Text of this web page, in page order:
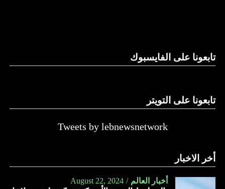
النهار
تابعونا على الفايسبوك
تابعونا على التويتر
Tweets by lebnewsnetwork
أخر الاخبار
أخبار العالم August 22, 2024